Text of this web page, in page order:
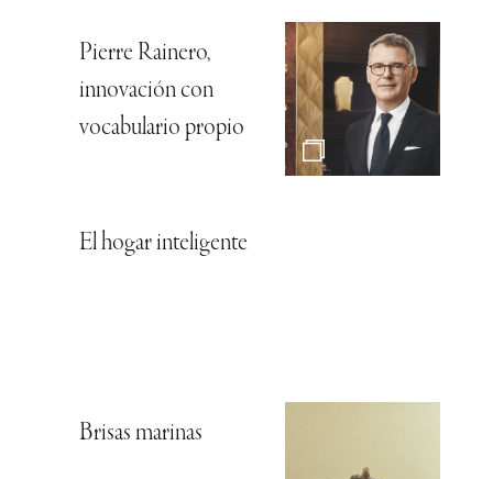
Pierre Rainero,
innovación con
vocabulario propio
El hogar inteligente
Brisas marinas